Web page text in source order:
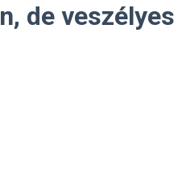
de veszélyes